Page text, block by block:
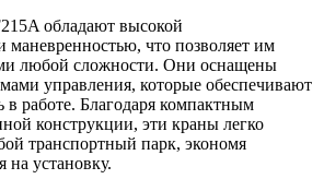
обладают высокой
маневренностью, что позволяет им
любой сложности. Они оснащены
управления, которые обеспечивают
в работе. Благодаря компактным
конструкции, эти краны легко
транспортный парк, экономя
на установку.